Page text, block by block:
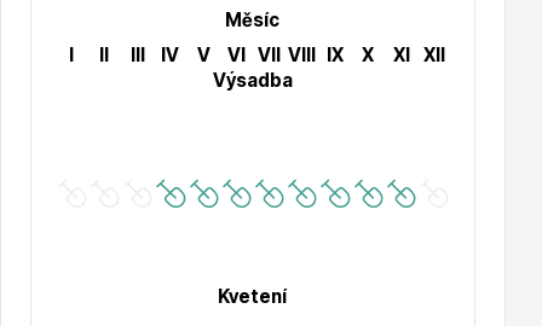
Měsíc
I
II III IV V VI VII VIII IX X XI
XII
Výsadba
Kvetení